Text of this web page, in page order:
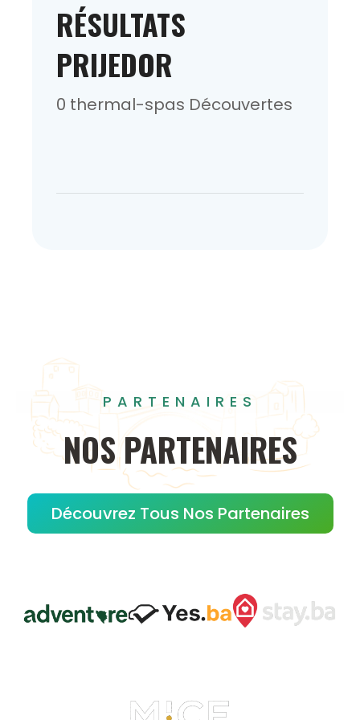
RÉSULTATS
PRIJEDOR
0 thermal-spas Découvertes
PARTENAIRES
NOS PARTENAIRES
Découvrez Tous Nos Partenaires